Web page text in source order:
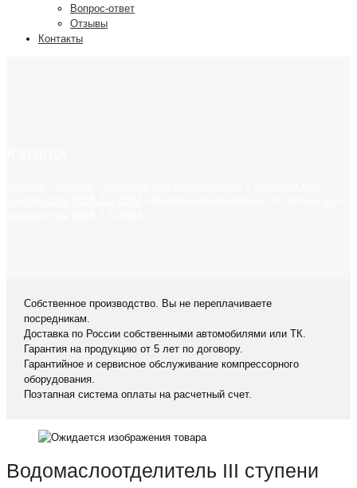
Вопрос-ответ
Отзывы
Контакты
Собственное производство. Вы не переплачиваете
посредникам.
Доставка по России собственными автомобилями или ТК.
Гарантия на продукцию от 5 лет по договору.
Гарантийное и сервисное обслуживание компрессорного
оборудования.
Поэтапная система оплаты на расчетный счет.
Водомаслоотделитель III ступени